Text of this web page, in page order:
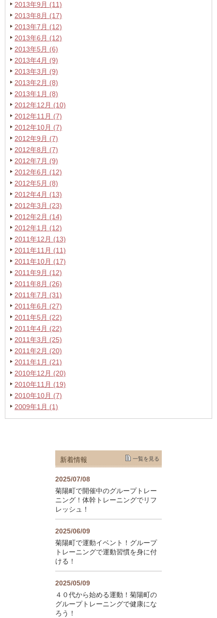
2013年9月 (11)
2013年8月 (17)
2013年7月 (12)
2013年6月 (12)
2013年5月 (6)
2013年4月 (9)
2013年3月 (9)
2013年2月 (8)
2013年1月 (8)
2012年12月 (10)
2012年11月 (7)
2012年10月 (7)
2012年9月 (7)
2012年8月 (7)
2012年7月 (9)
2012年6月 (12)
2012年5月 (8)
2012年4月 (13)
2012年3月 (23)
2012年2月 (14)
2012年1月 (12)
2011年12月 (13)
2011年11月 (11)
2011年10月 (17)
2011年9月 (12)
2011年8月 (26)
2011年7月 (31)
2011年6月 (27)
2011年5月 (22)
2011年4月 (22)
2011年3月 (25)
2011年2月 (20)
2011年1月 (21)
2010年12月 (20)
2010年11月 (19)
2010年10月 (7)
2009年1月 (1)
新着情報 一覧を見る
2025/07/08
菊陽町で開催中のグループトレー
ニング！体幹トレーニングでリフ
レッシュ！
2025/06/09
菊陽町で運動イベント！グループ
トレーニングで運動習慣を身に付
ける！
2025/05/09
４０代から始める運動！菊陽町の
グループトレーニングで健康にな
ろう！